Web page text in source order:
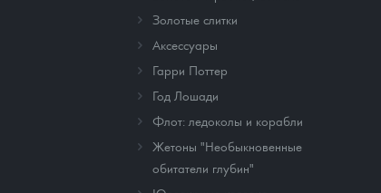
Золотые слитки
Аксессуары
Гарри Поттер
Год Лошади
Флот: ледоколы и корабли
Жетоны "Необыкновенные
обитатели глубин"